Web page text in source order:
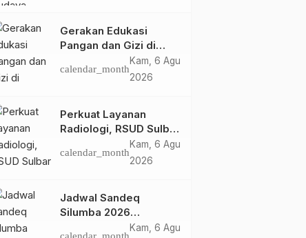
Mamuju Daerah
TMII
Gerakan Edukasi
Pangan dan Gizi di
Mamasa: Tingkatkan
Pengetahuan dan
calendar_month
Kam, 6 Agu
2026
Perkuat Layanan
Radiologi, RSUD Sulbar
Sambut Kembali dr. Iis
Imelda, Sp.Rad
calendar_month
Kam, 6 Agu
2026
Jadwal Sandeq
Silumba 2026
Kam, 6 Agu